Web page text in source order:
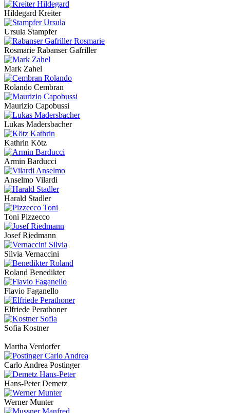
Hildegard Kreiter
Ursula Stampfer
Rosmarie Rabanser Gafriller
Mark Zahel
Rolando Cembran
Maurizio Capobussi
Lukas Madersbacher
Kathrin Kötz
Armin Barducci
Anselmo Vilardi
Harald Stadler
Toni Pizzecco
Josef Riedmann
Silvia Vernaccini
Roland Benedikter
Flavio Faganello
Elfriede Perathoner
Sofia Kostner
Martha Verdorfer
Carlo Andrea Postinger
Hans-Peter Demetz
Werner Munter